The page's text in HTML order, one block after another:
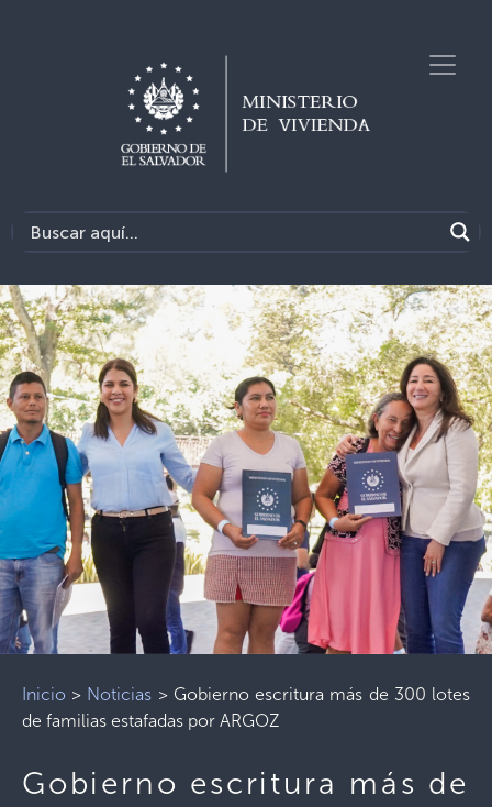
Inicio > Noticias > Gobierno escritura más de 300 lotes
de familias estafadas por ARGOZ
Gobierno escritura más de